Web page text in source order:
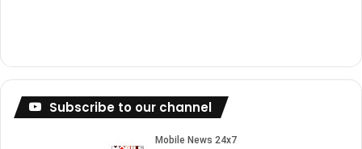
Subscribe to our channel